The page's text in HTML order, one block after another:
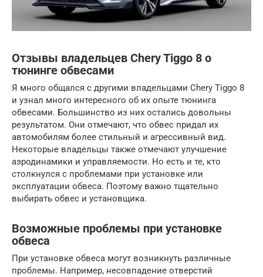
Отзывы владельцев Chery Tiggo 8 о
тюнинге обвесами
Я много общался с другими владельцами Chery Tiggo 8
и узнал много интересного об их опыте тюнинга
обвесами. Большинство из них остались довольны
результатом. Они отмечают, что обвес придал их
автомобилям более стильный и агрессивный вид.
Некоторые владельцы также отмечают улучшение
аэродинамики и управляемости. Но есть и те, кто
столкнулся с проблемами при установке или
эксплуатации обвеса. Поэтому важно тщательно
выбирать обвес и установщика.
Возможные проблемы при установке
обвеса
При установке обвеса могут возникнуть различные
проблемы. Например, несовпадение отверстий